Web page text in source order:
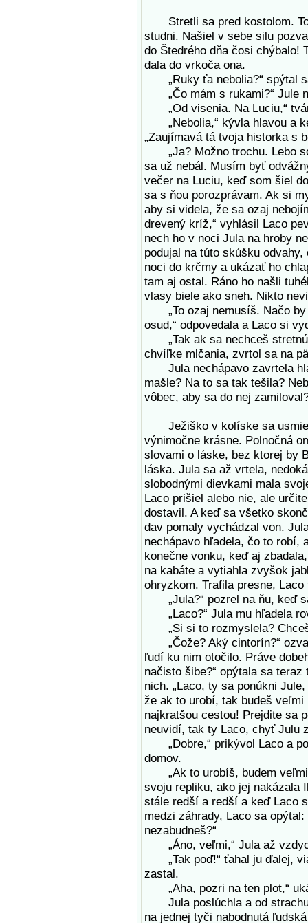
Stretli sa pred kostolom. To
studni. Našiel v sebe silu
do Štedrého dňa čosi chýbalo!
dala do vrkoča ona.
„Ruky ťa nebolia?“ spýtal
„Čo mám s rukami?“ Jule
„Od visenia. Na Luciu,“
„Nebolia,“ kývla hlavou a
„Zaujímavá tá tvoja historka s
„Ja? Možno trochu. Lebo
sa už nebál. Musím byť
večer na Luciu, keď som šiel
sa s ňou porozprávam. Ak si
aby si videla, že sa ozaj
drevený kríž,“ vyhlásil Laco
nech ho v noci Jula na hroby
podujal na túto skúšku
noci do krčmy a ukázať ho
tam aj ostal. Ráno ho našli
vlasy biele ako sneh. Nikto
„To ozaj nemusíš. Načo by
osud,“ odpovedala a Laco si
„Tak ak sa nechceš
chvíľke mlčania, zvrtol sa na
Jula nechápavo zavrtela
mašle? Na to sa tak tešila?
vôbec, aby sa do nej
Ježiško v kolíske sa
výnimočne krásne. Polnočná
slovami o láske, bez ktorej by
láska. Jula sa až vrtela,
slobodnými dievkami mala
Laco prišiel alebo nie, ale
dostavil. A keď sa všetko
dav pomaly vychádzal von.
nechápavo hľadela, čo to robí,
konečne vonku, keď aj
na kabáte a vytiahla zvyšok
ohryzkom. Trafila presne,
„Jula?“ pozrel na ňu, keď
„Laco?“ Jula mu hľadela
„Si si to rozmyslela?
„Čože? Aký cintorín?“
ľudí ku nim otočilo. Práve
načisto šibe?“ opýtala sa
nich. „Laco, ty sa ponúkni
že ak to urobí, tak budeš veľmi
najkratšou cestou! Prejdite sa
neuvidí, tak ty Laco, chyť Julu
„Dobre,“ prikývol Laco a
domov.
„Ak to urobíš, budem veľmi
svoju repliku, ako jej nakázala
stále redší a redší a keď Laco
medzi záhrady, Laco sa
nezabudneš?“
„Áno, veľmi,“ Jula až
„Tak poď!“ ťahal ju ďalej,
zastal.
„Aha, pozri na ten plot,“
Jula poslúchla a od strachu
na jednej tyči nabodnutá